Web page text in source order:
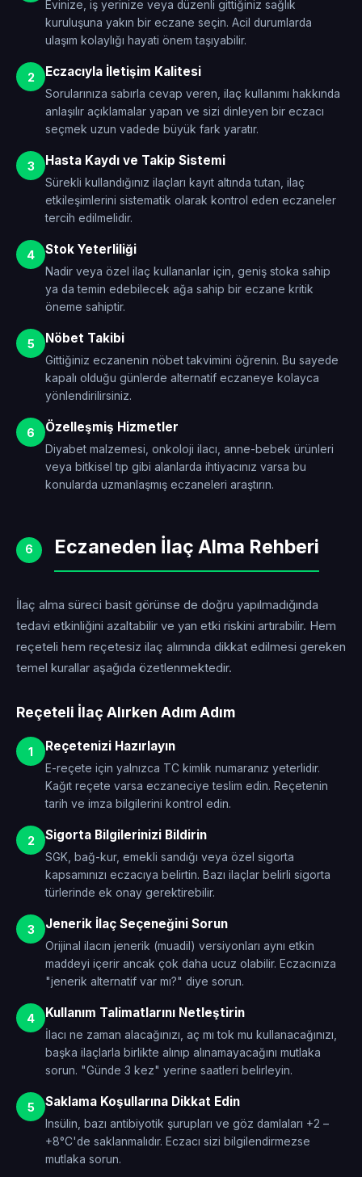
Evinize, iş yerinize veya düzenli gittiğiniz sağlık
kuruluşuna yakın bir eczane seçin. Acil durumlarda
ulaşım kolaylığı hayati önem taşıyabilir.
2 Eczacıyla İletişim Kalitesi
Sorularınıza sabırla cevap veren, ilaç kullanımı hakkında
anlaşılır açıklamalar yapan ve sizi dinleyen bir eczacı
seçmek uzun vadede büyük fark yaratır.
3 Hasta Kaydı ve Takip Sistemi
Sürekli kullandığınız ilaçları kayıt altında tutan, ilaç
etkileşimlerini sistematik olarak kontrol eden eczaneler
tercih edilmelidir.
4 Stok Yeterliliği
Nadir veya özel ilaç kullananlar için, geniş stoka sahip
ya da temin edebilecek ağa sahip bir eczane kritik
öneme sahiptir.
5 Nöbet Takibi
Gittiğiniz eczanenin nöbet takvimini öğrenin. Bu sayede
kapalı olduğu günlerde alternatif eczaneye kolayca
yönlendirilirsiniz.
6 Özelleşmiş Hizmetler
Diyabet malzemesi, onkoloji ilacı, anne-bebek ürünleri
veya bitkisel tıp gibi alanlarda ihtiyacınız varsa bu
konularda uzmanlaşmış eczaneleri araştırın.
6 Eczaneden İlaç Alma Rehberi
İlaç alma süreci basit görünse de doğru yapılmadığında
tedavi etkinliğini azaltabilir ve yan etki riskini artırabilir. Hem
reçeteli hem reçetesiz ilaç alımında dikkat edilmesi gereken
temel kurallar aşağıda özetlenmektedir.
Reçeteli İlaç Alırken Adım Adım
1 Reçetenizi Hazırlayın
E-reçete için yalnızca TC kimlik numaranız yeterlidir.
Kağıt reçete varsa eczaneciye teslim edin. Reçetenin
tarih ve imza bilgilerini kontrol edin.
2 Sigorta Bilgilerinizi Bildirin
SGK, bağ-kur, emekli sandığı veya özel sigorta
kapsamınızı eczacıya belirtin. Bazı ilaçlar belirli sigorta
türlerinde ek onay gerektirebilir.
3 Jenerik İlaç Seçeneğini Sorun
Orijinal ilacın jenerik (muadil) versiyonları aynı etkin
maddeyi içerir ancak çok daha ucuz olabilir. Eczacınıza
"jenerik alternatif var mı?" diye sorun.
4 Kullanım Talimatlarını Netleştirin
İlacı ne zaman alacağınızı, aç mı tok mu kullanacağınızı,
başka ilaçlarla birlikte alınıp alınamayacağını mutlaka
sorun. "Günde 3 kez" yerine saatleri belirleyin.
5 Saklama Koşullarına Dikkat Edin
Insülin, bazı antibiyotik şurupları ve göz damlaları +2 –
+8°C'de saklanmalıdır. Eczacı sizi bilgilendirmezse
mutlaka sorun.